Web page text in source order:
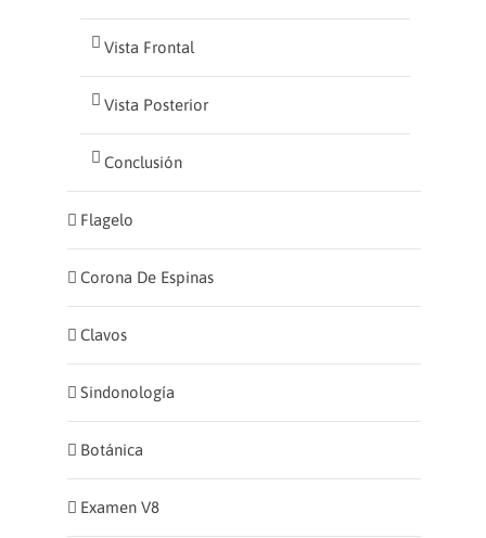
Vista Frontal
Vista Posterior
Conclusión
Flagelo
Corona De Espinas
Clavos
Sindonología
Botánica
Examen V8